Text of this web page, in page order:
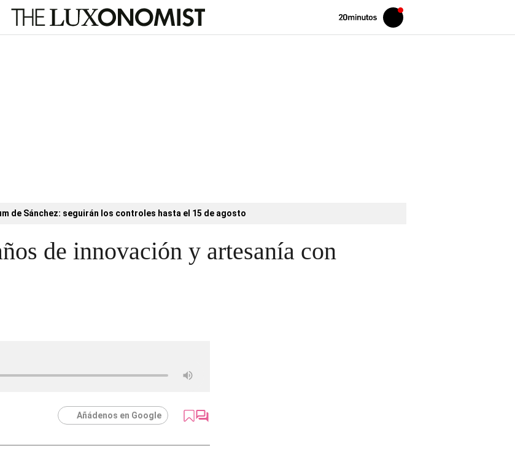
Volver
Iniciar
sesión
de Sánchez: seguirán los controles hasta el 15 de agosto
de innovación y artesanía con
Añádenos en Google